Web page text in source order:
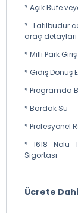
* Açık Büfe
*
araç
* Milli Park
* Gidiş Dönüş
* Programda
* Bardak Su
* Profesyonel
* 1618 Nolu
Sigortası
Ücrete